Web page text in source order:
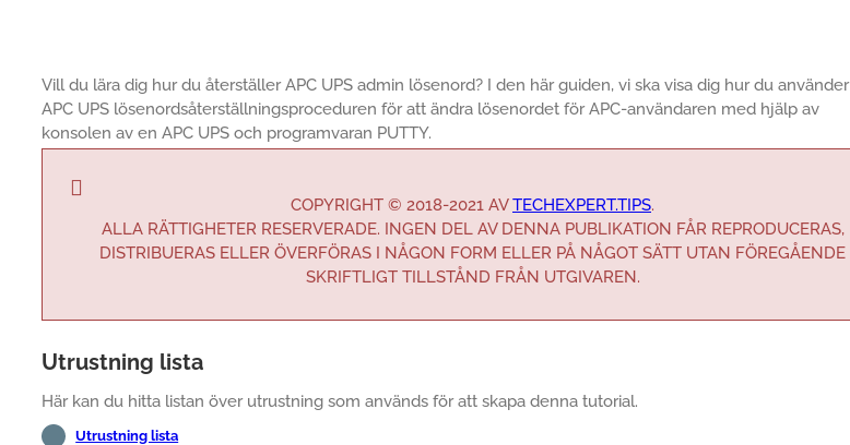
Vill du lära dig hur du återställer APC UPS admin lösenord? I den här guiden, vi ska visa dig hur du använder
APC UPS lösenordsåterställningsproceduren för att ändra lösenordet för APC-användaren med hjälp av
konsolen av en APC UPS och programvaran PUTTY.
COPYRIGHT © 2018-2021 AVTECHEXPERT.TIPS.
ALLA RÄTTIGHETER RESERVERADE. INGEN DEL AV DENNA PUBLIKATION FÅR REPRODUCERAS,
DISTRIBUERAS ELLER ÖVERFÖRAS I NÅGON FORM ELLER PÅ NÅGOT SÄTT UTAN FÖREGÅENDE
SKRIFTLIGT TILLSTÅND FRÅN UTGIVAREN.
Utrustning lista
Här kan du hitta listan över utrustning som används för att skapa denna tutorial.
Utrustning lista